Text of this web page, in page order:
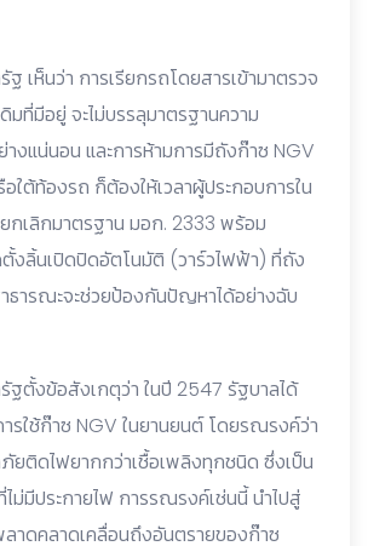
เห็นว่า การเรียกรถโดยสารเข้ามาตรวจ
มที่มีอยู่ จะไม่บรรลุมาตรฐานความ
งแน่นอน และการห้ามการมีถังก๊าซ NGV
ใต้ท้องรถ ก็ต้องให้เวลาผู้ประกอบการใน
กเลิกมาตรฐาน มอก. 2333 พร้อม
งลิ้นเปิดปิดอัตโนมัติ (วาร์วไฟฟ้า) ที่ถัง
ธารณะจะช่วยป้องกันปัญหาได้อย่างฉับ
ฐตั้งข้อสังเกตุว่า ในปี 2547 รัฐบาลได้
รใช้ก๊าซ NGV ในยานยนต์ โดยรณรงค์ว่า
ยติดไฟยากกว่าเชื้อเพลิงทุกชนิด ซึ่งเป็น
ม่มีประกายไฟ การรณรงค์เช่นนี้ นำไปสู่
ลาดคลาดเคลื่อนถึงอันตรายของก๊าซ